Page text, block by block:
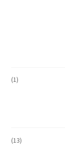
(1)
(13)